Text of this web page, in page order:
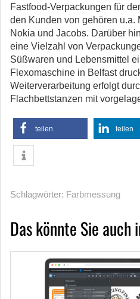
Fastfood-Verpackungen für
den Kunden von gehören u.a.
Nokia und Jacobs. Darüber
eine Vielzahl von
Süßwaren und Lebensmittel
Flexomaschine in Belfast
Weiterverarbeitung erfolgt
Flachbettstanzen mit
teilen teilen
Schlagwörter: Farbmessung
Das könnte Sie auch